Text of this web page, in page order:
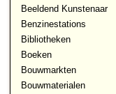
Beeldend Kunstenaar
Benzinestations
Bibliotheken
Boeken
Bouwmarkten
Bouwmaterialen